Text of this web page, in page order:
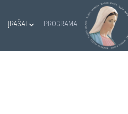
ĮRAŠAI PROGRAMA